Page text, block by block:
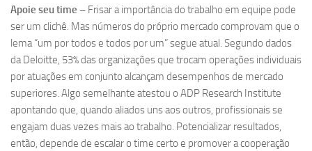
Apoie seu time – Frisar a importância do trabalho em equipe pode
ser um clichê. Mas números do próprio mercado comprovam que o
lema “um por todos e todos por um” segue atual. Segundo dados
da Deloitte, 53% das organizações que trocam operações individuais
por atuações em conjunto alcançam desempenhos de mercado
superiores. Algo semelhante atestou o ADP Research Institute
apontando que, quando aliados uns aos outros, profissionais se
engajam duas vezes mais ao trabalho. Potencializar resultados,
então, depende de escalar o time certo e promover a cooperação